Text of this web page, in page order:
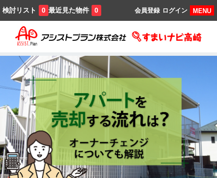
検討リスト 0 最近見た物件 0 MENU
ログイン
会員登録